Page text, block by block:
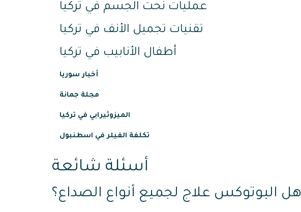
عمليات نحت الجسم في تركيا
تقنيات تجميل الأنف في تركيا
أطفال الأنابيب في تركيا
أخبار سوريا
مجلة جمانة
الميزوثيرابي في تركيا
تكلفة الفيلر في اسطنبول
أسئلة شائعة
هل البوتوكس علاج لجميع أنواع الصداع؟